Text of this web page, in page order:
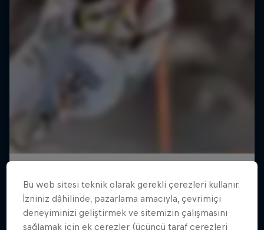
Bu web sitesi teknik olarak gerekli çerezleri kullanır.
İzniniz dâhilinde, pazarlama amacıyla, çevrimiçi
deneyiminizi geliştirmek ve sitemizin çalışmasını
sağlamak için ek çerezler (üçüncü taraf çerezleri